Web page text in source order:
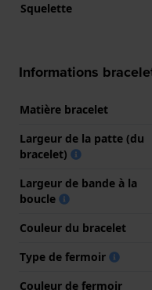
Squelette
Informations
Matière bracelet
Largeur de la patte (du
bracelet)
Largeur de bande à la
boucle
Couleur du bracelet
Type de fermoir
Couleur de fermoir